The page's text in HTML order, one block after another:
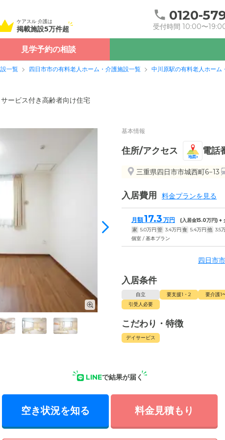
ケアスル 介護は
掲載施設5万件超
0120-
受付時間 10:00〜
見学予約の相談
一覧 四日市市の有料老人ホーム・介護施設一覧 中川原駅の有料老人ホーム
サービス付き高齢者向け住宅
基本情報
住所/アクセス
地図
電話
三重県四日市市城西町6−13
入居費用 料金プランを見る
月額17.3 万円 (入居金15.0万円) +
家 5.0万円 管 3.4万円 食 5.4万円 他 3.5
個室 / 基本プラン
四日市
入居条件
自立 要支援1・2 要介護1
引受人必要
こだわり・特徴
デイサービス
LINEで結果が届く
空き状況を知る 料金見積もり